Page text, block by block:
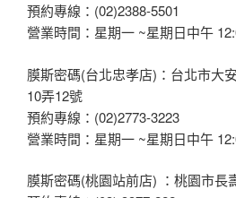
預約專線：(02)2388-5501
營業時間：星期一 ~星期日中午
膜斯密碼(台北忠孝店)：台北市大
10弄12號
預約專線：(02)2773-3223
營業時間：星期一 ~星期日中午
膜斯密碼(桃園站前店) ：桃園市長